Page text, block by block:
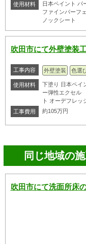
使用材料
日本ペイント パ
ファインパーフ
ノックシート
吹田市にて外壁塗装
工事内容 外壁塗装 色選
使用材料
下塗り 日本ペイ
ー弾性エクセル
ト オーデフレ
工事費用
約105万円
同じ地域の
吹田市にて洗面所床